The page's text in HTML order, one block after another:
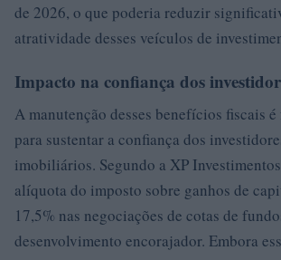
de 2026, o que poderia reduzir
atratividade desses veículos de
Impacto na confiança dos
A manutenção desses benefícios fiscais
para sustentar a confiança dos
imobiliários. Segundo a XP
alíquota do imposto sobre ganhos de
17,5% nas negociações de cotas de
desenvolvimento encorajador. Embora